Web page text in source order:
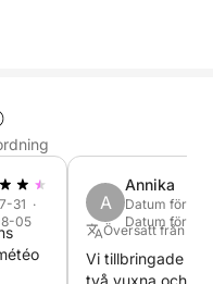
komfortens skull
max 4 vuxna, eller till
31 ·
05
A
Annika
Datum för
Datum för
Översatt från
Vi tillbringade en
två vuxna och